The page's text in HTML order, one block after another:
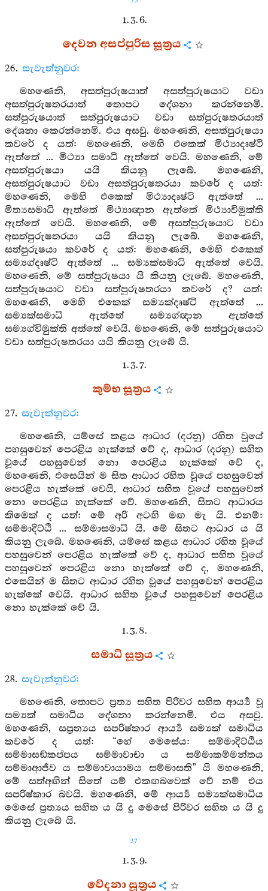
1. 3. 6.
දෙවන අසප්පුරිස සූත්‍රය
26. සැවැත්නුවර:
මහණෙනි, අසත්පුරුෂයාත් අසත්පුරුෂයාට වඩා
අසත්පුරුෂතරයාත් තොපට දේශනා කරන්නෙමි.
සත්පුරුෂයාත් සත්පුරුෂයාට වඩා සත්පුරුෂතරයාත්
දේශනා කෙරන්නෙමි. එය අසවු. මහණෙනි, අසත්පුරුෂයා
කවරේ ද යත්: මහණෙනි, මෙහි එකෙක් මිථ්‍යාදෘෂ්ටි
ඇත්තේ ... මිථ්‍යා සමාධි ඇත්තේ වෙයි. මහණෙනි, මේ
අසත්පුරුෂයා යයි කියනු ලැබේ. මහණෙනි,
අසත්පුරුෂයාට වඩා අසත්පුරුෂතරයා කවරේ ද යත්:
මහණෙනි, මෙහි එකෙක් මිථ්‍යාදෘෂ්ටි ඇත්තේ ...
මිත්‍යසමාධි ඇත්තේ මිථ්‍යාඥාන ඇත්තේ මිථ්‍යාවිමුක්ති
ඇත්තේ වෙයි. මහණෙනි, මේ අසත්පුරුෂයාට වඩා
අසත්පුරුෂතරයා යයි කියනු ලැබේ. මහණෙනි,
සත්පුරුෂයා කවරේ ද යත්: මහණෙනි, මෙහි එකෙක්
සම්‍යග්දෘෂ්ටි ඇත්තේ ... සම්‍යක්සමාධි ඇත්තේ වෙයි.
මහණෙනි, මේ සත්පුරුෂයා යි කියනු ලැබේ. මහණෙනි,
සත්පුරුෂයාට වඩා සත්පුරුෂතරයා කවරේ ද? යත්:
මහණෙනි, මෙහි එකෙක් සම්‍යක්දෘෂ්ටි ඇත්තේ ...
සම්‍යක්සමාධි ඇත්තේ සම්‍යග්ඥාන ඇත්තේ
සම්‍යග්විමුක්ති අත්තේ වෙයි. මහණෙනි, මේ සත්පුරුෂයාට
වඩා සත්පුරුෂතරයා යයි කියනු ලැබේ යි.
1. 3. 7.
කුම්භ සූත්‍රය
27. සැවැත්නුවර:
මහණෙනි, යම්සේ කළය ආධාර (දරනු) රහිත වූයේ
පහසුවෙන් පෙරළිය හැක්කේ වේ ද, ආධාර (දරනු) සහිත
වූයේ පහසුවෙන් නො පෙරළිය හැක්කේ වේ ද,
මහණෙනි, එසෙයින් ම සිත ආධාර රහිත වූයේ පහසුවෙන්
පෙරළිය හැක්කේ වෙයි, ආධාර සහිත වූයේ පහසුවෙන්
නො පෙරළිය හැක්කේ වේ. මහණෙනි, සිතට ආධාරය
කිමෙක් ද යත්: මේ අරි අටඟි මඟ මැ යි. එනම්:
සම්මාදිට්ඨි ... සම්මාසමාධි යි. මේ සිතට ආධාර ය යි
කියනු ලැබේ. මහණෙනි, යම්සේ කළය ආධාර රහිත වූයේ
පහසුවෙන් පෙරළිය හැක්කේ වේ ද, ආධාර සහිත වූයේ
පහසුවෙන් පෙරළිය නො හැක්කේ වේ ද, මහණෙනි,
එසෙයින් ම සිතට ආධාර රහිත වූයේ පහසුවෙන් පෙරළිය
හැක්කේ වෙයි. ආධාර සහිත වූයේ පහසුවෙන් පෙරළිය
නො හැක්කේ වේ යි.
1. 3. 8.
සමාධි සූත්‍රය
28. සැවැත්නුවර:
මහණෙනි, තොපට ප්‍රත්‍ය සහිත පිරිවර සහිත ආර්‍ය්‍ය වූ
සම්‍යක් සමාධිය දේශනා කරන්නෙමි. එය අසවු.
මහණෙනි, සප්‍රත්‍යය සපරිෂ්කාර ආර්‍ය්‍ය සම්‍යක් සමාධිය
කවරේ ද යත්: “හේ මෙසේය: සම්මාදිට්ඨිය
සම්මාසඞ්කප්පය සම්මාවාචා ය සම්මාකම්මන්තය
සම්මාආජීව ය සම්මාවායාමය සම්මාසති” යි මහණෙනි,
මේ සත්අඟින් සිතේ යම් එකඟබවෙක් වේ නම් එය
සපරිෂ්කාර බවයි. මහණෙනි, මේ ආර්‍ය්‍ය සම්‍යක්සමාධිය
මෙසේ ප්‍රත්‍යය සහිත ය යි දු මෙසේ පිරිවර සහිත ය යි දු
කියනු ලැබේ යි.
37
1. 3. 9.
වේදනා සූත්‍රය